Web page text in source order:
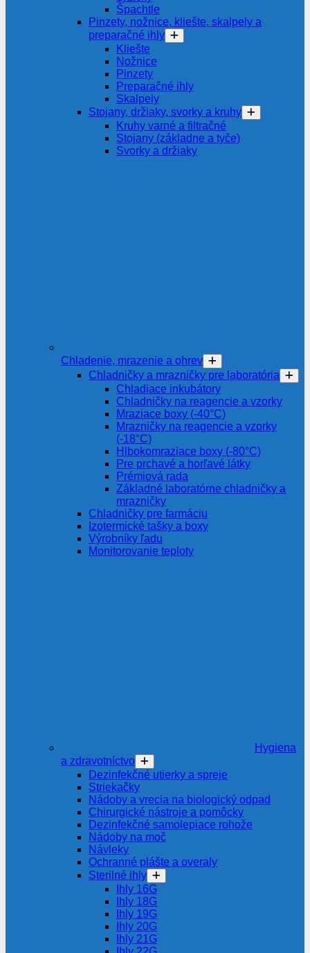
Špachtle
Pinzety, nožnice, kliešte, skalpely a
preparačné ihly
Kliešte
Nožnice
Pinzety
Preparačné ihly
Skalpely
Stojany, držiaky, svorky a kruhy
Kruhy varné a filtračné
Stojany (základne a tyče)
Svorky a držiaky
Chladenie, mrazenie a ohrev
Chladničky a mrazničky pre laboratória
Chladiace inkubátory
Chladničky na reagencie a vzorky
Mraziace boxy (-40°C)
Mrazničky na reagencie a vzorky
(-18°C)
Hlbokomraziace boxy (-80°C)
Pre prchavé a horľavé látky
Prémiová rada
Základné laboratórne chladničky a
mrazničky
Chladničky pre farmáciu
Izotermické tašky a boxy
Výrobníky ľadu
Monitorovanie teploty
Hygiena
a zdravotníctvo
Dezinfekčné utierky a spreje
Striekačky
Nádoby a vrecia na biologický odpad
Chirurgické nástroje a pomôcky
Dezinfekčné samolepiace rohože
Nádoby na moč
Návleky
Ochranné plášte a overaly
Sterilné ihly
Ihly 16G
Ihly 18G
Ihly 19G
Ihly 20G
Ihly 21G